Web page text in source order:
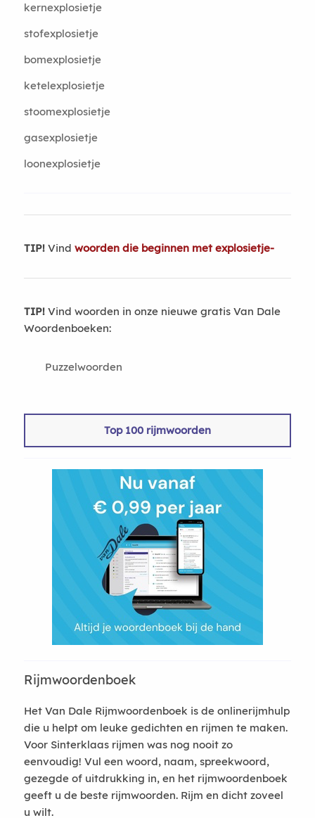
kernexplosietje
stofexplosietje
bomexplosietje
ketelexplosietje
stoomexplosietje
gasexplosietje
loonexplosietje
TIP!Vind woorden die beginnen met explosietje-
TIP!Vind woorden in onze nieuwe gratis Van Dale
Woordenboeken:
Puzzelwoorden
Top 100 rijmwoorden
Rijmwoordenboek
Het Van Dale Rijmwoordenboek is de onlinerijmhulp
die u helpt om leuke gedichten en rijmen te maken.
Voor Sinterklaas rijmen was nog nooit zo
eenvoudig! Vul een woord, naam, spreekwoord,
gezegde of uitdrukking in, en het rijmwoordenboek
geeft u de beste rijmwoorden. Rijm en dicht zoveel
u wilt.